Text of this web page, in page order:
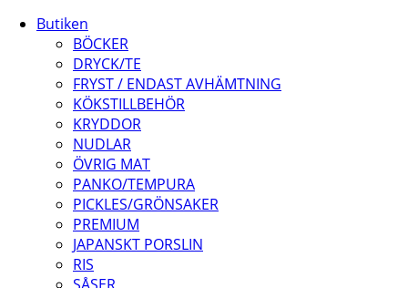
Butiken
BÖCKER
DRYCK/TE
FRYST / ENDAST AVHÄMTNING
KÖKSTILLBEHÖR
KRYDDOR
NUDLAR
ÖVRIG MAT
PANKO/TEMPURA
PICKLES/GRÖNSAKER
PREMIUM
JAPANSKT PORSLIN
RIS